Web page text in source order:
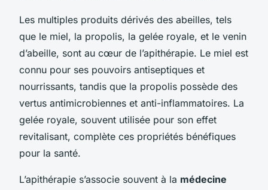
Les multiples produits dérivés des abeilles, tels
que le miel, la propolis, la gelée royale, et le venin
d’abeille, sont au cœur de l’apithérapie. Le miel est
connu pour ses pouvoirs antiseptiques et
nourrissants, tandis que la propolis possède des
vertus antimicrobiennes et anti-inflammatoires. La
gelée royale, souvent utilisée pour son effet
revitalisant, complète ces propriétés bénéfiques
pour la santé.
L’apithérapie s’associe souvent à la médecine